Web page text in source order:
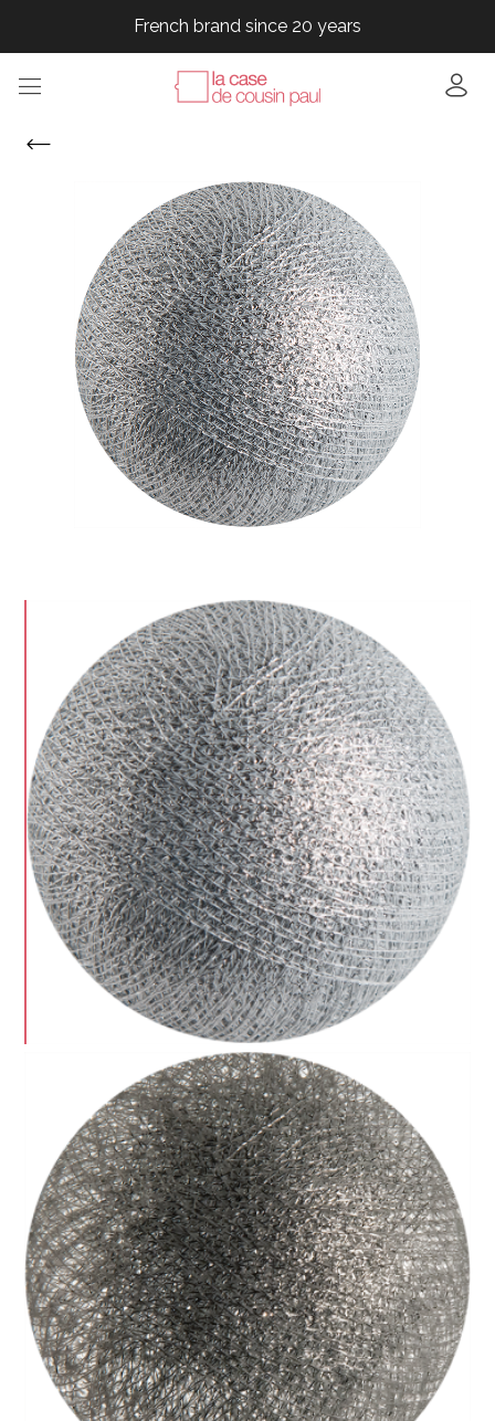
French brand since 20 years
French brand since 20 years
French brand since 20 years